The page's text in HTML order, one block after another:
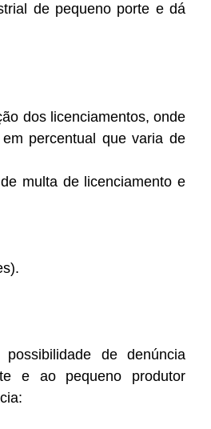
de pequeno porte e dá
dos licenciamentos, onde
percentual que varia de
multa de licenciamento e
de denúncia
e ao pequeno produtor